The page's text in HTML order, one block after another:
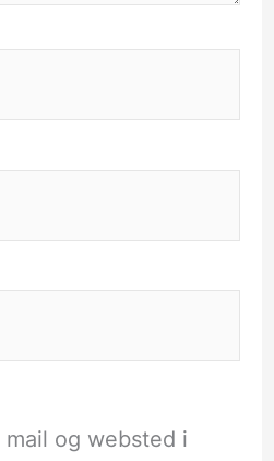
mail og websted i